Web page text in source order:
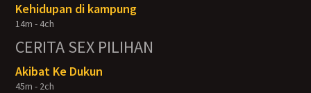
Kehidupan di kampung
14m - 4ch
CERITA SEX PILIHAN
Akibat Ke Dukun
45m - 2ch